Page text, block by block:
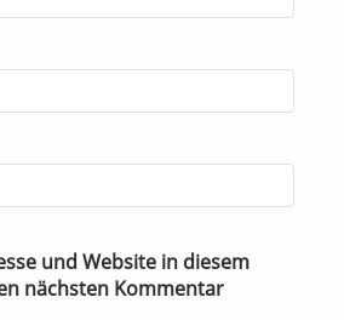
und Website in diesem
nächsten Kommentar